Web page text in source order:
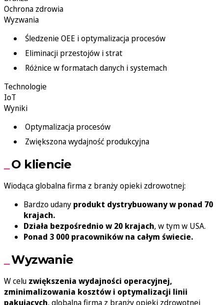
Ochrona zdrowia
Wyzwania
Śledzenie OEE i optymalizacja procesów
Eliminacji przestojów i strat
Różnice w formatach danych i systemach
Technologie
IoT
Wyniki
Optymalizacja procesów
Zwiększona wydajność produkcyjna
O kliencie
Wiodąca globalna firma z branży opieki zdrowotnej:
Bardzo udany produkt dystrybuowany w ponad 70
krajach.
Działa bezpośrednio w 20 krajach, w tym w USA.
Ponad 3 000 pracowników na całym świecie.
Wyzwanie
W celu zwiększenia wydajności operacyjnej,
zminimalizowania kosztów i optymalizacji linii
pakujących, globalna firma z branży opieki zdrowotnej